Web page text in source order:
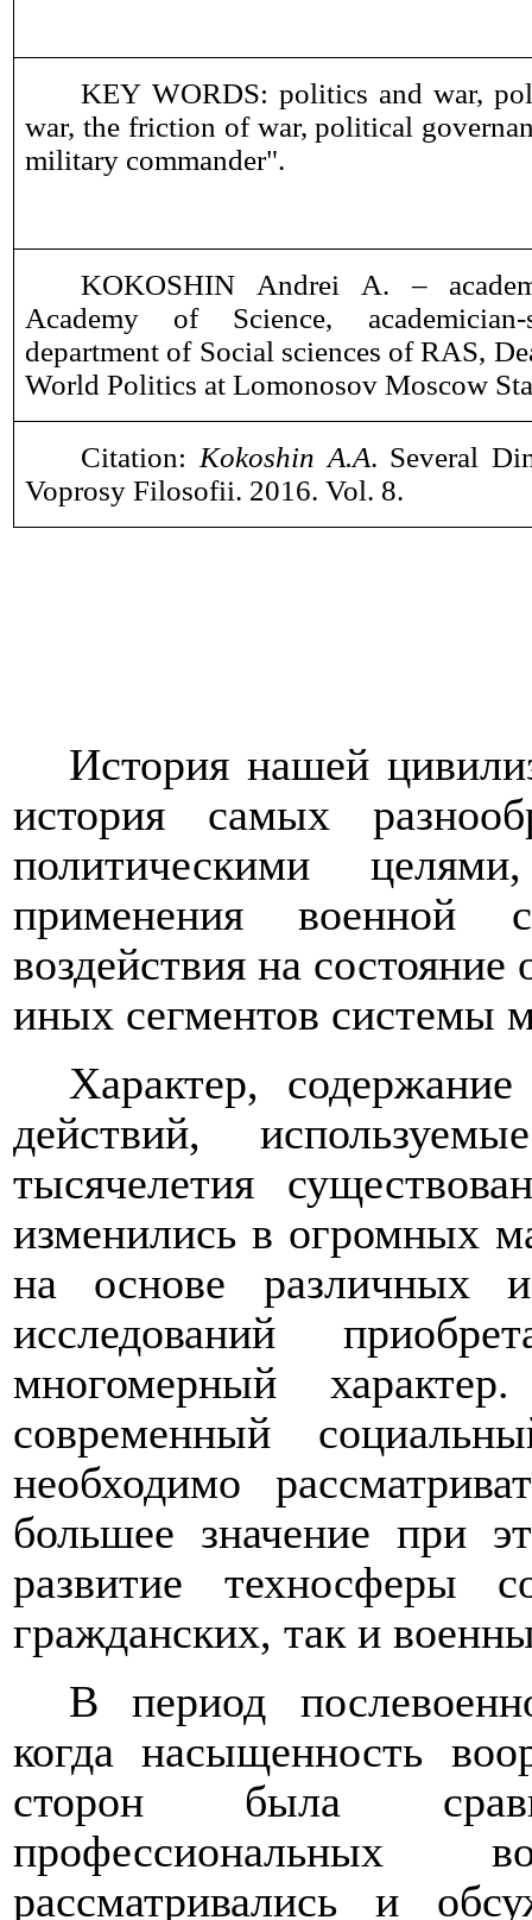
KEY WORDS: politics and war,
war, the friction of war, political
military commander".
KOKOSHIN Andrei A. ‒
Academy of Science,
department of Social sciences of RAS,
World Politics at Lomonosov Moscow
Citation:Kokoshin A.A. Several
Voprosy Filosofii. 2016. Vol. 8.
История нашей
история самых
политическими
применения
воздействия на
иных сегментов системы
Характер,
действий,
тысячелетия
изменились в огромных
на основе различных
исследований
многомерный
современный
необходимо
большее значение при
развитие техносферы
гражданских, так и
В период
когда насыщенность
сторон была
профессиональных
рассматривались и